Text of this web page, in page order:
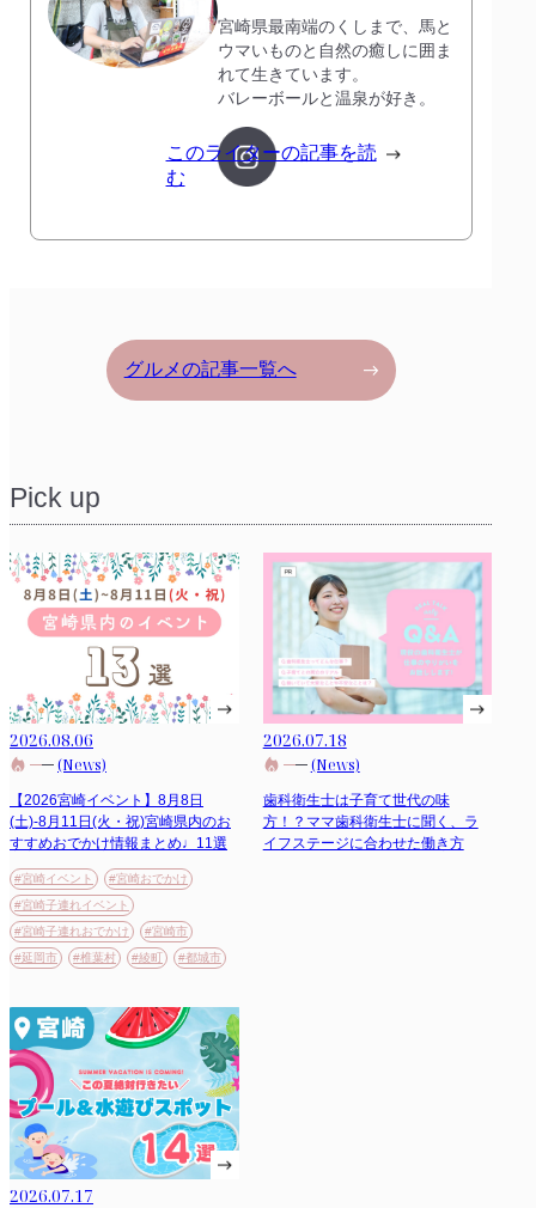
宮崎県最南端のくしまで、馬と
ウマいものと自然の癒しに囲ま
れて生きています。
バレーボールと温泉が好き。
このライターの記事を読
む
グルメの記事一覧へ
Pick up
2026.08.06
(News)
【2026宮崎イベント】8月8日
(土)-8月11日(火・祝)宮崎県内のお
すすめおでかけ情報まとめ♩11選
#宮崎イベント
#宮崎おでかけ
#宮崎子連れイベント
#宮崎子連れおでかけ
#宮崎市
#延岡市
#椎葉村 #綾町 #都城市
2026.07.18
(News)
歯科衛生士は子育て世代の味
方！？ママ歯科衛生士に聞く、ラ
イフステージに合わせた働き方
2026.07.17